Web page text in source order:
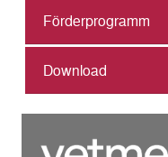
Förderprogramm
Download